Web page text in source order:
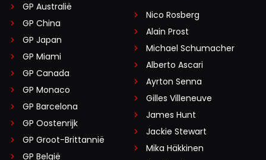
GP Australië
GP China
GP Japan
GP Miami
GP Canada
GP Monaco
GP Barcelona
GP Oostenrijk
GP Groot-Brittannië
GP België
Nico Rosberg
Alain Prost
Michael Schumacher
Alberto Ascari
Ayrton Senna
Gilles Villeneuve
James Hunt
Jackie Stewart
Mika Häkkinen